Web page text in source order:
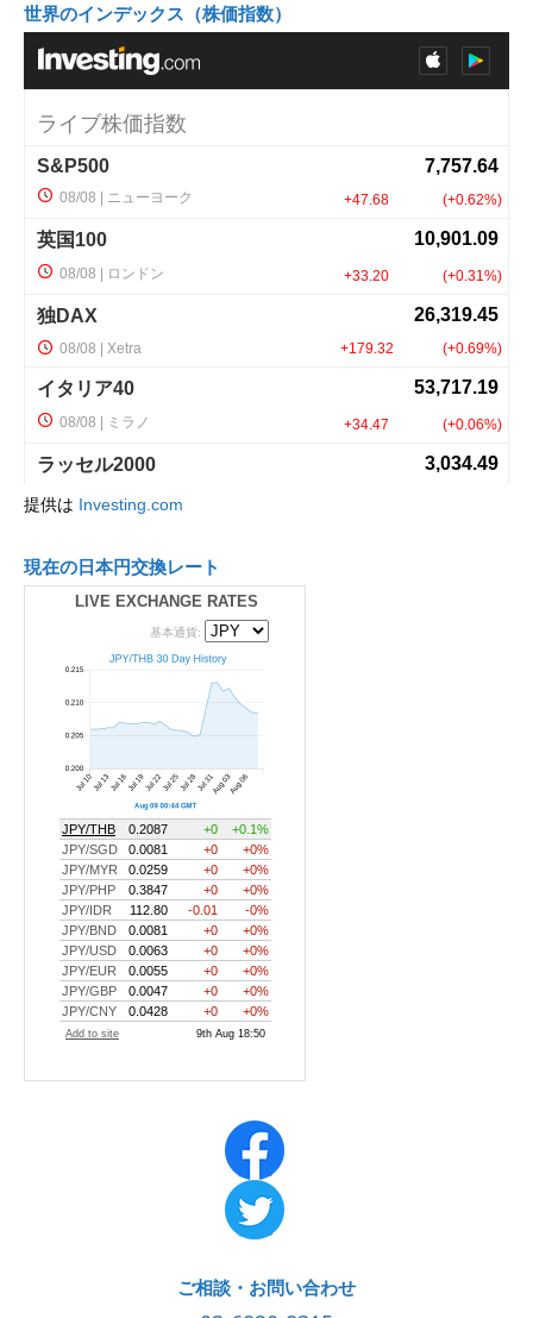
世界のインデックス（株価指数）
提供は Investing.com
現在の日本円交換レート
LIVE EXCHANGE RATES
ご相談・お問い合わせ